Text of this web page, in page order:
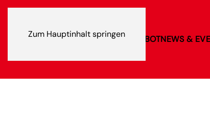
Zum Hauptinhalt springen
VEREINSPORTANGEBOTNEWS &